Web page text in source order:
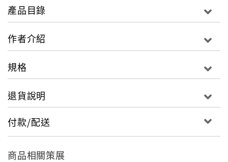
韓劇〈第二次二十歲〉女主角崔智友日記書
在抄寫當中忘卻煩惱，在書寫當中融入感受，專注在當
下此刻，然後重生！今天在擔心中度過，只會留下不幸
寫也好，什麼都不寫也好，人生一點一滴改變。
「本書是作者金湞珉從阿德勒心理學出發，寫下自己對
人生方向的思考金句。」無論是開心的事，或者難過的
事，只要想著：「不過就是發生了一件事」。與其擔心
三個月、五個月、一年，不如把握每個當下，現在只做
產品目錄
作者介紹
規格
退貨說明
付款/配送
商品相關策展